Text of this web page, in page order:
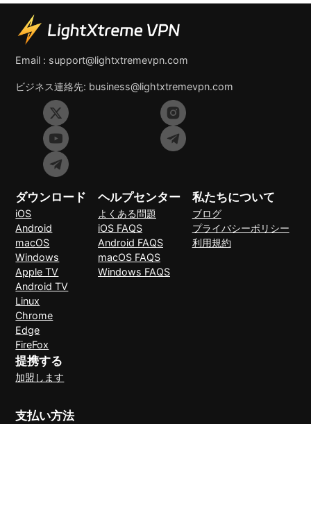
Email : support@lightxtremevpn.com
ビジネス連絡先: business@lightxtremevpn.com
ダウンロード
iOS
Android
macOS
Windows
Apple TV
Android TV
Linux
Chrome
Edge
FireFox
ヘルプセンター
よくある問題
iOS FAQS
Android FAQS
macOS FAQS
Windows FAQS
私たちについて
ブログ
プライバシーポリシー
利用規約
提携する
加盟します
支払い方法